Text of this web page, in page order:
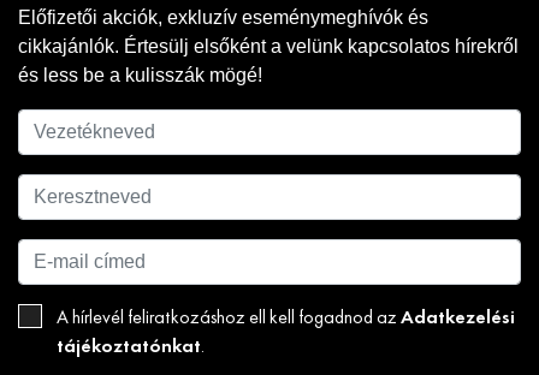
Előfizetői akciók, exkluzív eseménymeghívók és
cikkajánlók. Értesülj elsőként a velünk kapcsolatos hírekről
és less be a kulisszák mögé!
A hírlevél feliratkozáshoz ell kell fogadnod az Adatkezelési
tájékoztatónkat.